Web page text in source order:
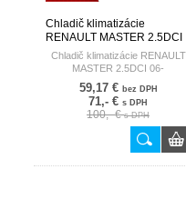
Chladič klimatizácie
RENAULT MASTER 2.5DCI
06- HART
Chladič klimatizácie RENAULT
MASTER 2.5DCI 06-
59,17 € bez DPH
71,- € s DPH
100,- €s DPH